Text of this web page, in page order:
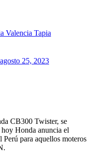
Valencia Tapia
agosto 25, 2023
CB300 Twister, se
Honda anuncia el
Perú para aquellos moteros